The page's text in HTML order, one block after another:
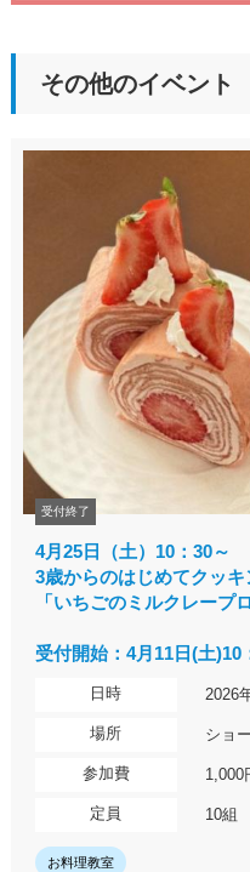
その他のイベント
受付終了
4月25日（土）10：30～
3歳からのはじめてクッキ
「いちごのミルクレープ
受付開始：4月11日(土)10
日時 2026
場所 ショ
参加費 1,000
定員 10組
お料理教室